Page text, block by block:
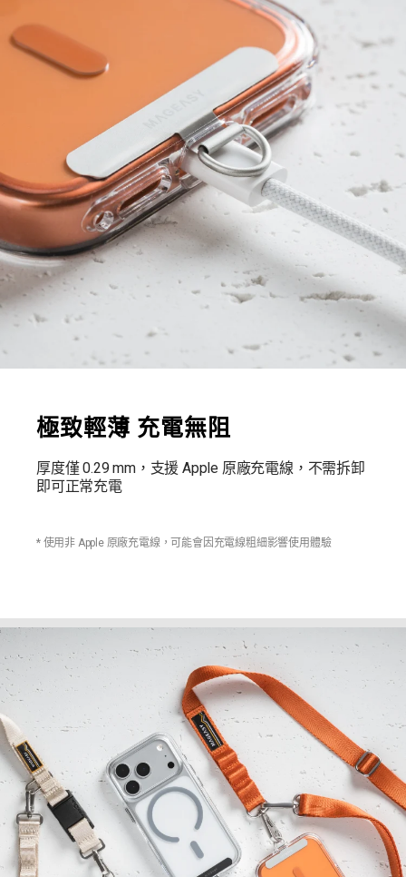
極致輕薄 充電無阻
厚度僅 0.29 mm，支援 Apple 原廠充電線，不需拆卸
即可正常充電
* 使用非 Apple 原廠充電線，可能會因充電線粗細影響使用體驗